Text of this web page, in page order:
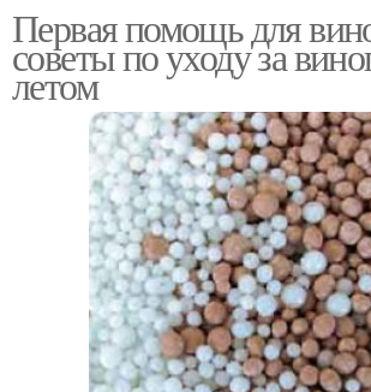
Первая помощь для
советы по уходу за
летом